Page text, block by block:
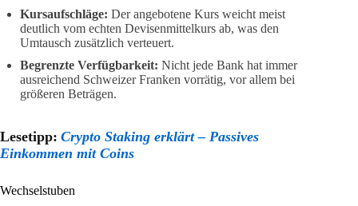
Kursaufschläge: Der angebotene Kurs weicht meist
deutlich vom echten Devisenmittelkurs ab, was den
Umtausch zusätzlich verteuert.
Begrenzte Verfügbarkeit: Nicht jede Bank hat immer
ausreichend Schweizer Franken vorrätig, vor allem bei
größeren Beträgen.
Lesetipp: Crypto Staking erklärt – Passives
Einkommen mit Coins
Wechselstuben